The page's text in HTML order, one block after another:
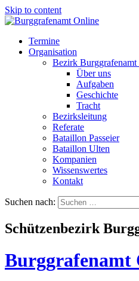
Skip to content
Termine
Organisation
Bezirk Burggrafenamt
Über uns
Aufgaben
Geschichte
Tracht
Bezirksleitung
Referate
Bataillon Passeier
Bataillon Ulten
Kompanien
Wissenswertes
Kontakt
Suchen nach:
Schützenbezirk
Burggrafenamt